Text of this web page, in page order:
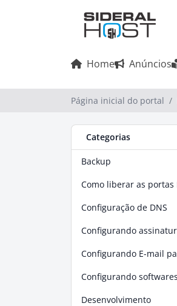
Home Anúncios
Página inicial do portal
Categorias
Backup
Configuração de DNS
Desenvolvimento